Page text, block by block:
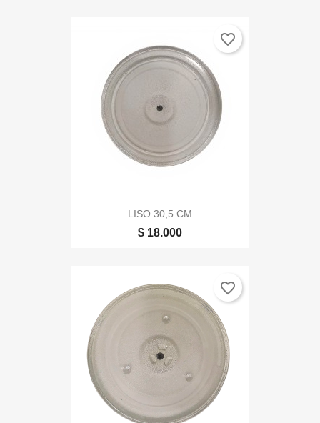
LISO 30,5 CM
$ 18.000
favorite_border
favorite_border